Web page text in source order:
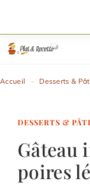
contenu
Accueil - Desserts &
DESSERTS &
Gâteau
poires